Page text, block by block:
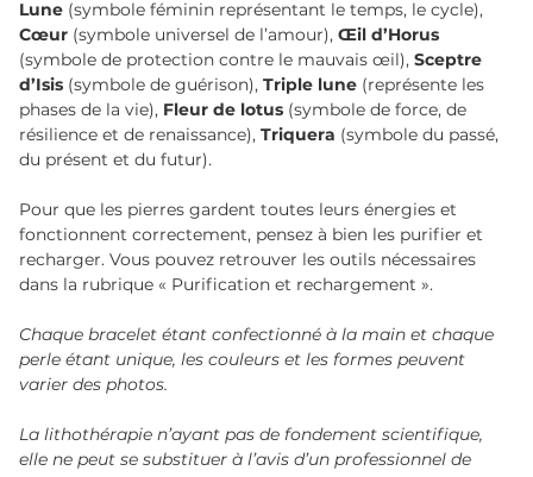
Lune (symbole féminin représentant le temps, le cycle),
Cœur (symbole universel de l’amour), Œil d’Horus
(symbole de protection contre le mauvais œil), Sceptre
d’Isis (symbole de guérison), Triple lune (représente les
phases de la vie), Fleur de lotus (symbole de force, de
résilience et de renaissance), Triquera (symbole du passé,
du présent et du futur).
Pour que les pierres gardent toutes leurs énergies et
fonctionnent correctement, pensez à bien les purifier et
recharger. Vous pouvez retrouver les outils nécessaires
dans la rubrique « Purification et rechargement ».
Chaque bracelet étant confectionné à la main et chaque
perle étant unique, les couleurs et les formes peuvent
varier des photos.
La lithothérapie n’ayant pas de fondement scientifique,
elle ne peut se substituer à l’avis d’un professionnel de